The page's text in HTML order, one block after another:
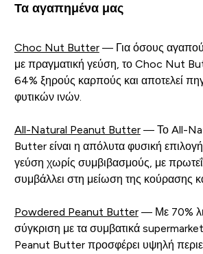
Τα αγαπημένα μας
Choc Nut Butter— Για όσους
με πραγματική γεύση, το Choc Nut
64% ξηρούς καρπούς και αποτελεί
φυτικών ινών.
All-Natural Peanut Butter— Το All-
Butter είναι η απόλυτα φυσική
γεύση χωρίς συμβιβασμούς, με
συμβάλλει στη μείωση της κούρασης
Powdered Peanut Butter— Με 70%
σύγκριση με τα συμβατικά
Peanut Butter προσφέρει υψηλή